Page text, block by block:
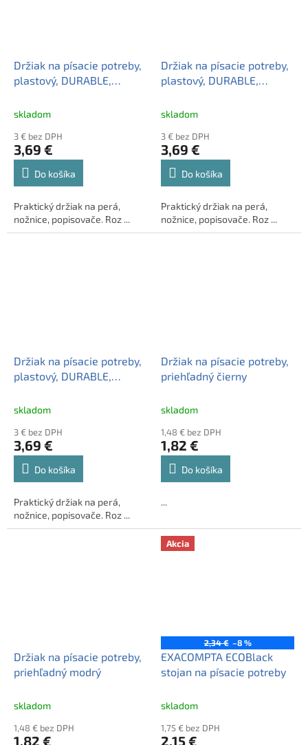
Držiak na písacie potreby,
plastový, DURABLE,
skladom
3 € bez DPH
3,69 €
Do košíka
Praktický držiak na perá,
nožnice, popisovače. Roz ...
Držiak na písacie potreby,
plastový, DURABLE,
skladom
3 € bez DPH
3,69 €
Do košíka
Praktický držiak na perá,
nožnice, popisovače. Roz ...
Držiak na písacie potreby,
plastový, DURABLE,
skladom
3 € bez DPH
3,69 €
Do košíka
Praktický držiak na perá,
nožnice, popisovače. Roz ...
Držiak na písacie potreby,
priehľadný čierny
skladom
1,48 € bez DPH
1,82 €
Do košíka
...
Držiak na písacie potreby,
priehľadný modrý
skladom
1,48 € bez DPH
1,82 €
Akcia
2,34 € –8 %
EXACOMPTA ECOBlack
stojan na písacie potreby
skladom
1,75 € bez DPH
2,15 €